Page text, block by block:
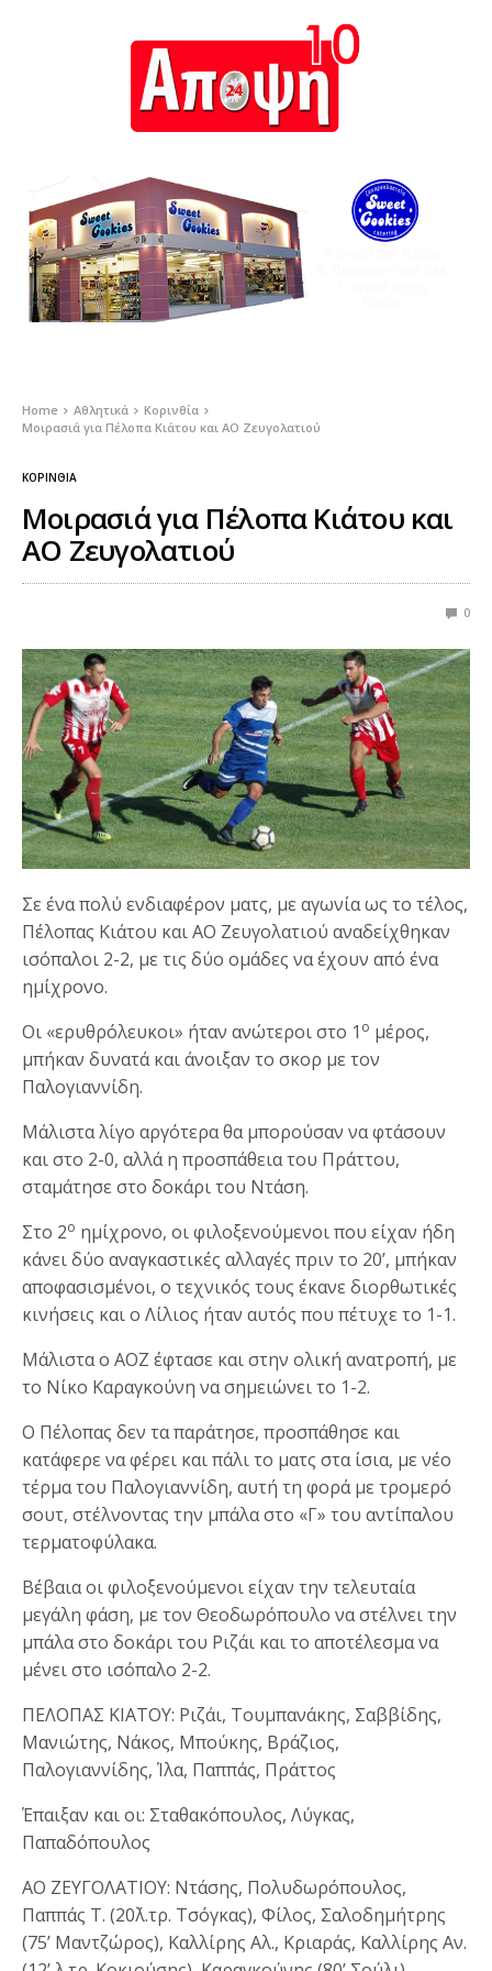
Home Αθλητικά
Κορινθία
Μοιρασιά για Πέλοπα Κιάτου και ΑΟ Ζευγολατιού
ΚΟΡΙΝΘΊΑ
Μοιρασιά για Πέλοπα Κιάτου και
ΑΟ Ζευγολατιού
0
Σε ένα πολύ ενδιαφέρον ματς, με αγωνία ως το τέλος,
Πέλοπας Κιάτου και ΑΟ Ζευγολατιού αναδείχθηκαν
ισόπαλοι 2-2, με τις δύο ομάδες να έχουν από ένα
ημίχρονο.
Οι «ερυθρόλευκοι» ήταν ανώτεροι στο 1 ο μέρος,
μπήκαν δυνατά και άνοιξαν το σκορ με τον
Παλογιαννίδη.
Μάλιστα λίγο αργότερα θα μπορούσαν να φτάσουν
και στο 2-0, αλλά η προσπάθεια του Πράττου,
σταμάτησε στο δοκάρι του Ντάση.
Στο 2ο ημίχρονο, οι φιλοξενούμενοι που είχαν ήδη
κάνει δύο αναγκαστικές αλλαγές πριν το 20’, μπήκαν
αποφασισμένοι, ο τεχνικός τους έκανε διορθωτικές
κινήσεις και ο Λίλιος ήταν αυτός που πέτυχε το 1-1.
Μάλιστα ο ΑΟΖ έφτασε και στην ολική ανατροπή, με
το Νίκο Καραγκούνη να σημειώνει το 1-2.
Ο Πέλοπας δεν τα παράτησε, προσπάθησε και
κατάφερε να φέρει και πάλι το ματς στα ίσια, με νέο
τέρμα του Παλογιαννίδη, αυτή τη φορά με τρομερό
σουτ, στέλνοντας την μπάλα στο «Γ» του αντίπαλου
τερματοφύλακα.
Βέβαια οι φιλοξενούμενοι είχαν την τελευταία
μεγάλη φάση, με τον Θεοδωρόπουλο να στέλνει την
μπάλα στο δοκάρι του Ριζάι και το αποτέλεσμα να
μένει στο ισόπαλο 2-2.
ΠΕΛΟΠΑΣ ΚΙΑΤΟΥ: Ριζάι, Τουμπανάκης, Σαββίδης,
Μανιώτης, Νάκος, Μπούκης, Βράζιος,
Παλογιαννίδης, Ίλα, Παππάς, Πράττος
Έπαιξαν και οι: Σταθακόπουλος, Λύγκας,
Παπαδόπουλος
ΑΟ ΖΕΥΓΟΛΑΤΙΟΥ: Ντάσης, Πολυδωρόπουλος,
Παππάς Τ. (20΄λ.τρ. Τσόγκας), Φίλος, Σαλοδημήτρης
(75’ Μαντζώρος), Καλλίρης Αλ., Κριαράς, Καλλίρης Αν.